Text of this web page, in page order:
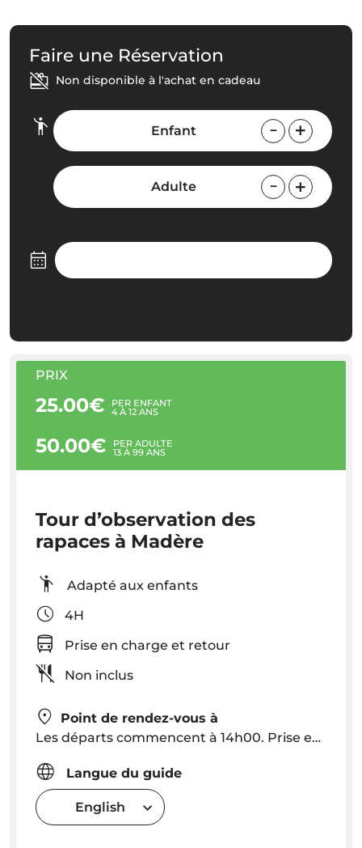
Faire une Réservation
Non disponible à l'achat en cadeau
Enfant
Adulte
PRIX
25.00€ PER ENFANT
4 À 12 ANS
50.00€ PER ADULTE
13 À 99 ANS
Tour d’observation des
rapaces à Madère
Adapté aux enfants
4H
Prise en charge et retour
Non inclus
Point de rendez-vous à
Les départs commencent à 14h00. Prise en charge et retour à Funchal, Caniço (veuillez consulter pour d’autres lieux).
Langue du guide
English